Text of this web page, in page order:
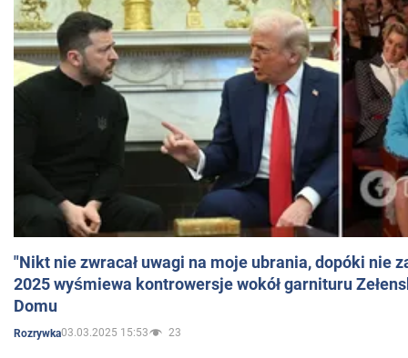
"Nikt nie zwracał uwagi na moje ubrania, dopóki nie
2025 wyśmiewa kontrowersje wokół garnituru
Domu
Rozrywka03.03.2025 15:53 23